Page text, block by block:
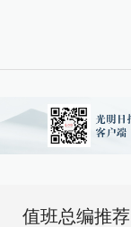
值班总编推荐